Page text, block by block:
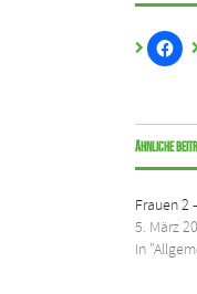
Ähnliche
Frauen 2
5. März
In